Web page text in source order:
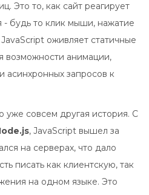
Это то, как сайт реагирует
- будь то клик мыши, нажатие
оживляет статичные
возможности анимации,
асинхронных запросов к
уже совсем другая история. С
, JavaScript вышел за
на серверах, что дало
писать как клиентскую, так
на одном языке. Это